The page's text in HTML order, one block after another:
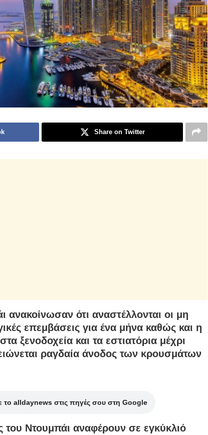
Share on Twitter
ανακοίνωσαν ότι αναστέλλονται οι μη
επεμβάσεις για ένα μήνα καθώς και η
ξενοδοχεία και τα εστιατόρια μέχρι
ραγδαία άνοδος των κρουσμάτων
το alldaynews στις πηγές σου στη Google
του Ντουμπάι αναφέρουν σε εγκύκλιό